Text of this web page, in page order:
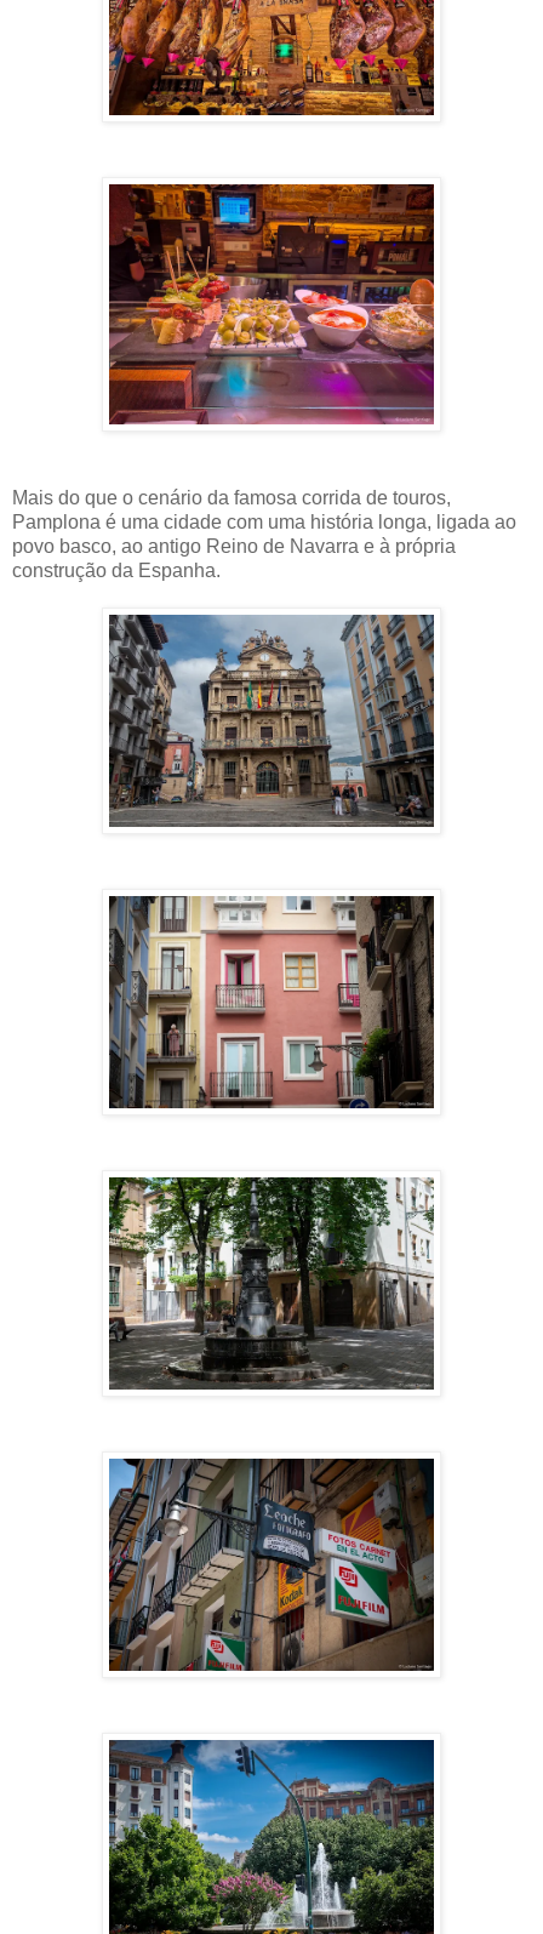
Mais do que o cenário da famosa corrida de touros,
Pamplona é uma cidade com uma história longa, ligada ao
povo basco, ao antigo Reino de Navarra e à própria
construção da Espanha.